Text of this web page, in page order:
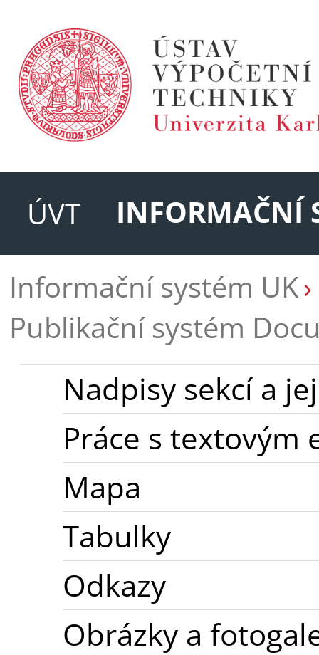
ÚVT
INFORMAČNÍ
Informační systém UK
Publikační systém
Nadpisy sekcí a
Práce s textovým
Mapa
Tabulky
Odkazy
Obrázky a